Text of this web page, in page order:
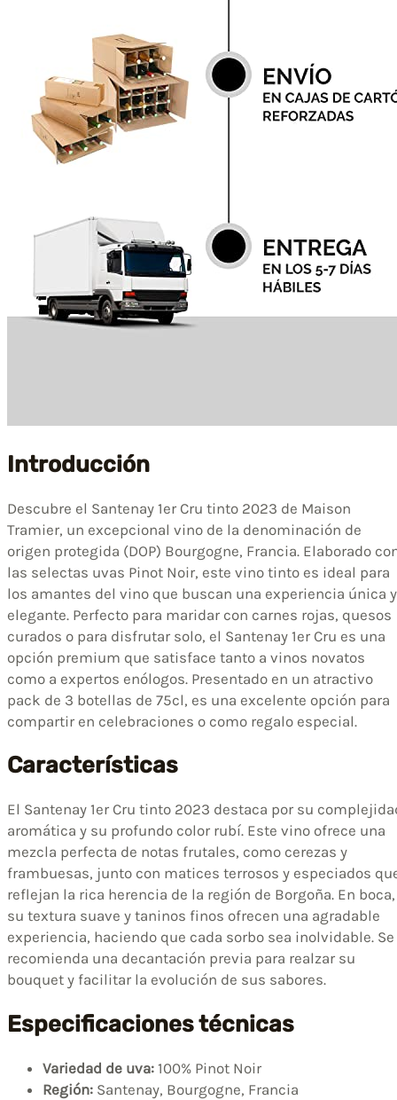
Introducción
Descubre el Santenay 1er Cru tinto 2023 de Maison
Tramier, un excepcional vino de la denominación de
origen protegida (DOP) Bourgogne, Francia. Elaborado
las selectas uvas Pinot Noir, este vino tinto es ideal para
los amantes del vino que buscan una experiencia única y
elegante. Perfecto para maridar con carnes rojas, quesos
curados o para disfrutar solo, el Santenay 1er Cru es una
opción premium que satisface tanto a vinos novatos
como a expertos enólogos. Presentado en un atractivo
pack de 3 botellas de 75cl, es una excelente opción para
compartir en celebraciones o como regalo especial.
Características
El Santenay 1er Cru tinto 2023 destaca por su
aromática y su profundo color rubí. Este vino ofrece una
mezcla perfecta de notas frutales, como cerezas y
frambuesas, junto con matices terrosos y especiados
reflejan la rica herencia de la región de Borgoña. En boca,
su textura suave y taninos finos ofrecen una agradable
experiencia, haciendo que cada sorbo sea inolvidable. Se
recomienda una decantación previa para realzar su
bouquet y facilitar la evolución de sus sabores.
Especificaciones técnicas
Variedad de uva: 100% Pinot Noir
Región: Santenay, Bourgogne, Francia